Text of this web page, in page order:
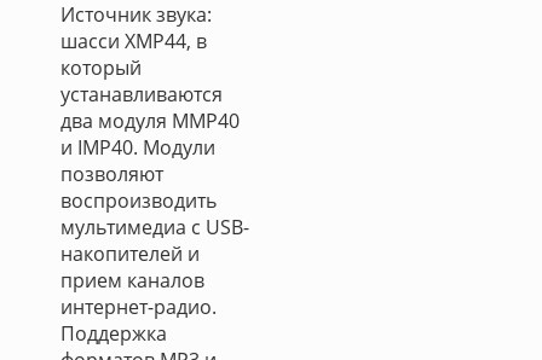
Источник звука:
шасси XMP44, в
который
устанавливаются
два модуля MMP40
и IMP40. Модули
позволяют
воспроизводить
мультимедиа с USB-
накопителей и
прием каналов
интернет-радио.
Поддержка